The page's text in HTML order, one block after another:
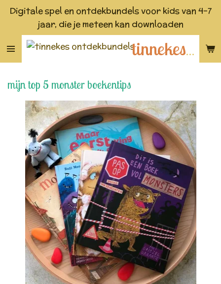
Ga
de
hoofdinhoud
tinnekes ontdekbundels
Digitale spel en ontdekbundels voor kids van 4-7
jaar, die je meteen kan downloaden
mijn top 5 monster boekentips